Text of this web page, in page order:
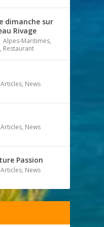
dimanche sur
Rivage
|Alpes-Maritimes,
, Restaurant
Articles, News
Articles, News
Passion
Articles, News